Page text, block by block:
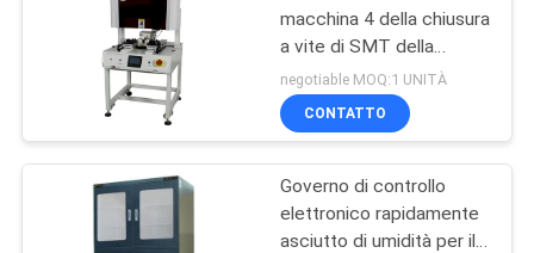
miscelatore della
pasta della lega per
saldatura
macchina 4 della chiusura
a vite di SMT della
macchina ad alta velocità
dell'Assemblea
negotiable MOQ:1 UNITÀ
CONTATTO
Governo di controllo
elettronico rapidamente
asciutto di umidità per il